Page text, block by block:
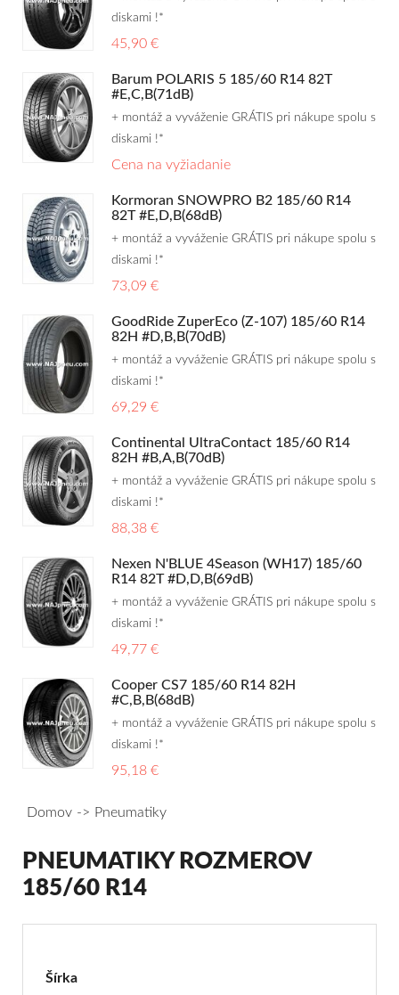
diskami !*
45,90 €
Barum POLARIS 5 185/60 R14 82T
#E,C,B(71dB)
+ montáž a vyváženie GRÁTIS pri nákupe spolu s
diskami !*
Cena na vyžiadanie
Kormoran SNOWPRO B2 185/60 R14
82T #E,D,B(68dB)
+ montáž a vyváženie GRÁTIS pri nákupe spolu s
diskami !*
73,09 €
GoodRide ZuperEco (Z-107) 185/60 R14
82H #D,B,B(70dB)
+ montáž a vyváženie GRÁTIS pri nákupe spolu s
diskami !*
69,29 €
Continental UltraContact 185/60 R14
82H #B,A,B(70dB)
+ montáž a vyváženie GRÁTIS pri nákupe spolu s
diskami !*
88,38 €
Nexen N'BLUE 4Season (WH17) 185/60
R14 82T #D,D,B(69dB)
+ montáž a vyváženie GRÁTIS pri nákupe spolu s
diskami !*
49,77 €
Cooper CS7 185/60 R14 82H
#C,B,B(68dB)
+ montáž a vyváženie GRÁTIS pri nákupe spolu s
diskami !*
95,18 €
Domov Pneumatiky
PNEUMATIKY ROZMEROV
185/60 R14
Pneumatiky
Šírka